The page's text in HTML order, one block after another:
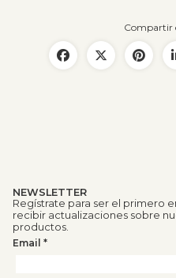
Compartir
NEWSLETTER
Regístrate para ser el primero
recibir actualizaciones sobre
productos.
Email *